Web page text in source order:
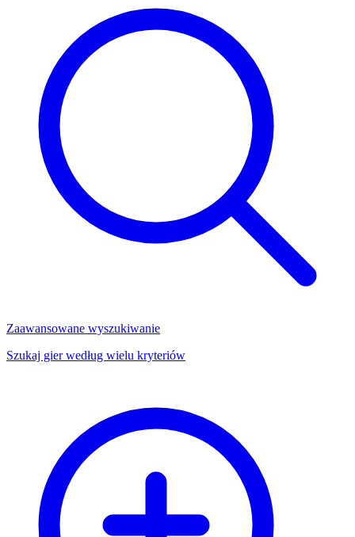
Zaawansowane wyszukiwanie
Szukaj gier według wielu kryteriów